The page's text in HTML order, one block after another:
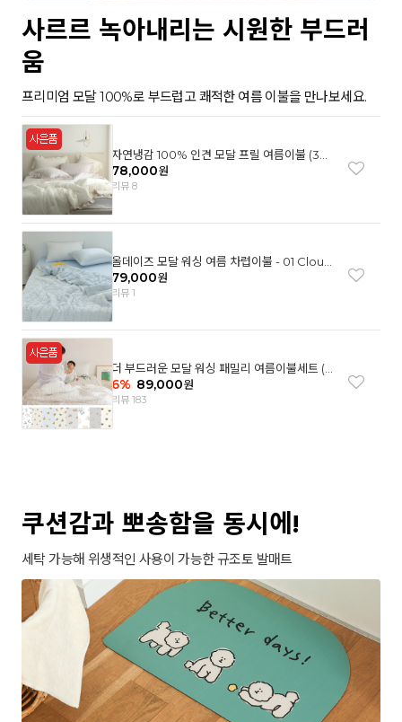
사르르 녹아내리는 시원한 부드러
움
프리미엄 모달 100%로 부드럽고 쾌적한 여름 이불을 만나보세요.
자연냉감 100% 인견 모달 프릴 여름이불 (3컬
러)
78,000원
리뷰 8
올데이즈 모달 워싱 여름 차렵이불 - 01 Cloud
garden(SS)
79,000원
리뷰 1
더 부드러운 모달 워싱 패밀리 여름이불세트 (8
컬러)
6% 89,000원
리뷰 183
쿠션감과 뽀송함을 동시에!
세탁 가능해 위생적인 사용이 가능한 규조토 발매트